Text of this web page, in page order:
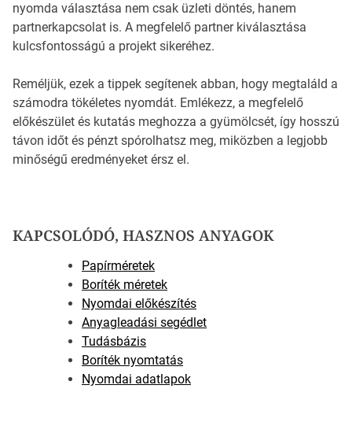
nyomda választása nem csak üzleti döntés, hanem
partnerkapcsolat is. A megfelelő partner kiválasztása
kulcsfontosságú a projekt sikeréhez.
Reméljük, ezek a tippek segítenek abban, hogy megtaláld a
számodra tökéletes nyomdát. Emlékezz, a megfelelő
előkészület és kutatás meghozza a gyümölcsét, így hosszú
távon időt és pénzt spórolhatsz meg, miközben a legjobb
minőségű eredményeket érsz el.
KAPCSOLÓDÓ, HASZNOS ANYAGOK
Papírméretek
Boríték méretek
Nyomdai előkészítés
Anyagleadási segédlet
Tudásbázis
Boríték nyomtatás
Nyomdai adatlapok